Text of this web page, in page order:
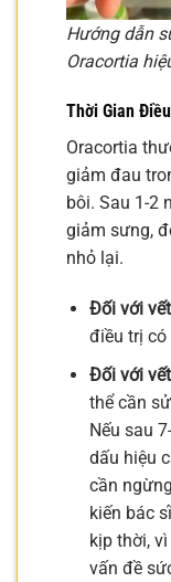
Hướng dẫn
Oracortia
Thời Gian
Oracortia
giảm đau
bôi. Sau 1-2
giảm sưng,
nhỏ lại.
Đối với
điều trị có
Đối với
thể cần
Nếu sau
dấu hiệu
cần
kiến bác
kịp thời,
vấn đề